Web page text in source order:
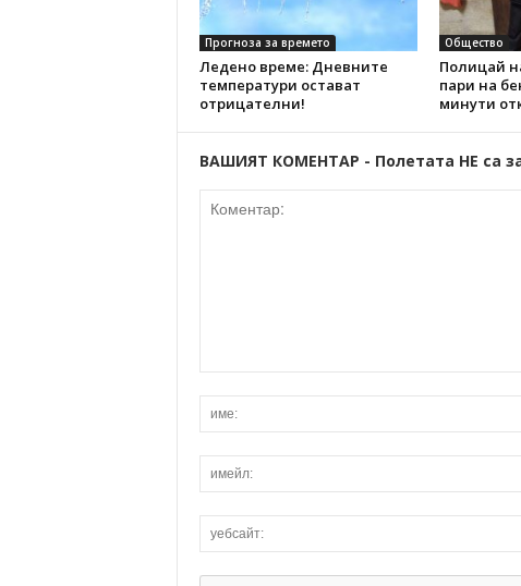
Прогноза за времето
Ледено време: Дневните
температури остават
отрицателни!
Общество
Полицай
пари на
минути
ВАШИЯТ КОМЕНТАР - Полетата НЕ са